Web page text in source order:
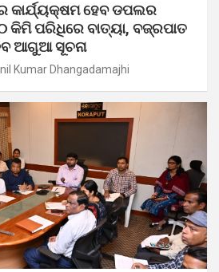
କାର୍ଯ୍ୟକ୍ଷମ ହେବ ଡପଲର
କିମି ପରିଧିରେ ବାତ୍ୟା, ବଜ୍ରପାତ
ଆଗୁଆ ସୂଚନା
Kumar Dhangadamajhi